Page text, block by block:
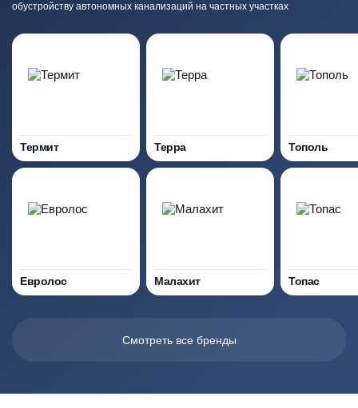
обустройству автономных канализаций на частных участках
Термит Терра Тополь
Евролос Малахит Топас
Смотреть все бренды